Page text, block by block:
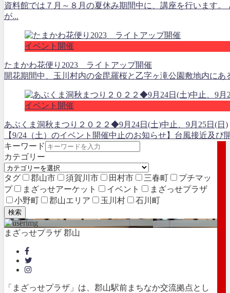
資料館では７月～８月の夏休み期間中に、講座を行います
が...
イベント開催
たまかわ花便り2023 ライトアップ開催
開花期間中、玉川村内の金毘羅桜と乙字ヶ滝公園敷地内に
イベント開催
あぶくま洞秋まつり２０２２◆9月24日(土)中止、9月25日(日)
【9/24（土）のイベント開催中止のお知らせ】台風接近及
キーワード
カテゴリー
タグ 郡山市 須賀川市 田村市 三春町
プチマッ
プ
まざっせアーケット イベント
まざっせプラザ
小野町
郡山エリア 玉川村 石川町
検索
まざっせプラザ 郡山
「まざっせプラザ」は、郡山駅前まちなか交流拠点とし